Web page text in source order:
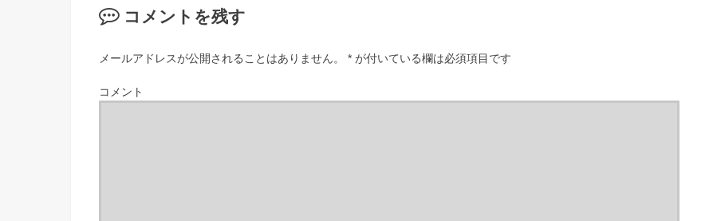
コメントを残す
メールアドレスが公開されることはありません。 * が付いている欄は必須項目です
コメント